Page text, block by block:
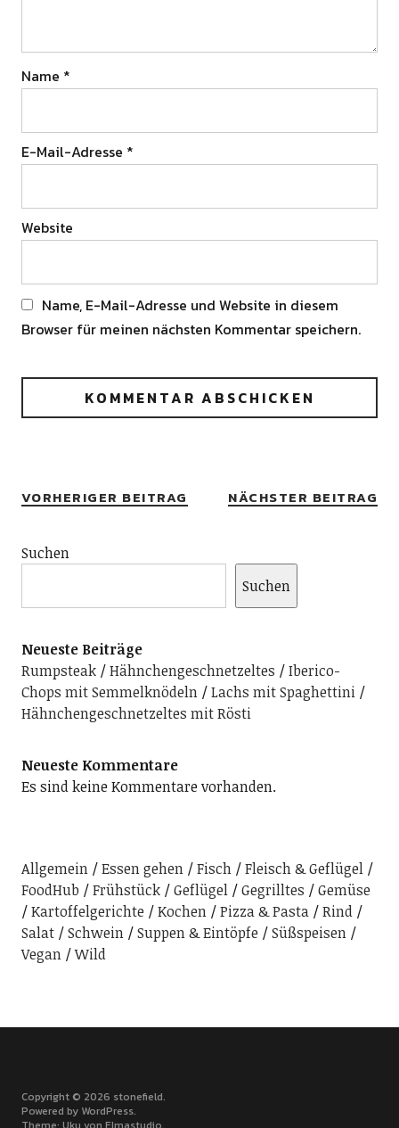
Name *
E-Mail-Adresse *
Website
Name, E-Mail-Adresse und Website in diesem
Browser für meinen nächsten Kommentar speichern.
VORHERIGER BEITRAG NÄCHSTER BEITRAG
Suchen
Suchen
Neueste Beiträge
Rumpsteak
Hähnchengeschnetzeltes
Iberico-
Chops mit Semmelknödeln
Lachs mit Spaghettini
Hähnchengeschnetzeltes mit Rösti
Neueste Kommentare
Es sind keine Kommentare vorhanden.
Allgemein Essen gehen Fisch
Fleisch & Geflügel
FoodHub
Frühstück Geflügel Gegrilltes
Gemüse
Kartoffelgerichte
Kochen Pizza & Pasta
Rind
Salat
Schwein Suppen & Eintöpfe
Süßspeisen
Vegan
Wild
Copyright © 2026 stonefield
Powered by WordPress